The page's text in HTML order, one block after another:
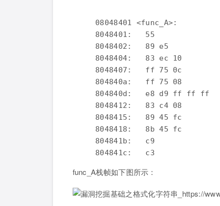
     08048401 <func_A>:
8048401:   55
8048402:   89 e5
8048404:   83 ec 10
8048407:   ff 75 0c
804840a:   ff 75 08
804840d:   e8 d9 ff ff ff
8048412:   83 c4 08
8048415:   89 45 fc
8048418:   8b 45 fc
804841b:   c9
func_A栈帧如下图所示：